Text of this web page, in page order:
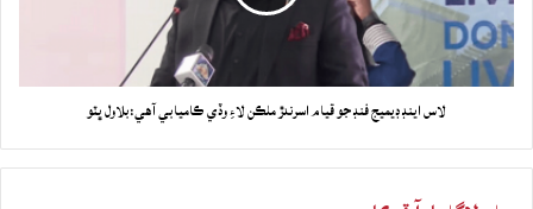
لاس اينڊ ڊيميج فنڊ جو قيام اسرندڙ ملڪن لاءِ وڏي ڪاميابي آهي:بلاول ڀٽو